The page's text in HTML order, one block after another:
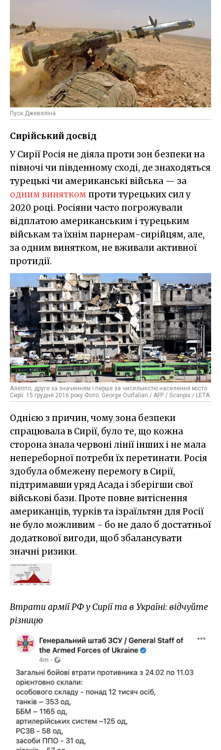
Пуск Джевеліна
Сирійський досвід
У Сирії Росія не діяла проти зон безпеки на
півночі чи південному сході, де знаходяться
турецькі чи американські війська — за
одним виняткомпроти турецьких сил у
2020 році. Росіяни часто погрожували
відплатою американським і турецьким
військам та їхнім парнерам-сирійцям, але,
за одним винятком, не вживали активної
протидії.
Алеппо, друге за значенням і перше за чисельністю населення місто
Сирії. 15 грудня 2016 року Фото: George Ourfalian / AFP / Scanpix / LETA
Однією з причин, чому зона безпеки
спрацювала в Сирії, було те, що кожна
сторона знала червоні лінії інших і не мала
непереборної потреби їх перетинати. Росія
здобула обмежену перемогу в Сирії,
підтримавши уряд Асада і зберігши свої
військові бази. Проте повне витіснення
американців, турків та ізраїльтян для Росії
не було можливим - бо не дало б достатньої
додаткової вигоди, щоб збалансувати
значні ризики.
Втрати армії РФ у Сирії та в Україні: відчуйте
різницю